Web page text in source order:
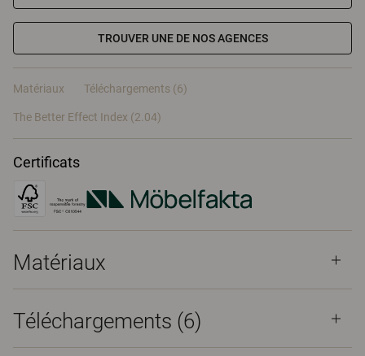
TROUVER UNE DE NOS AGENCES
Matériaux Téléchargements (6)
The Better Effect Index (2.04)
Certificats
Matériaux
Téléchargements (6)